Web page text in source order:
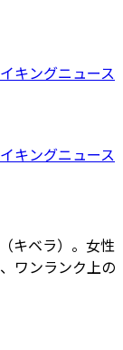
キングニュース
キングニュース
キベラ）。女性
ワンランク上の